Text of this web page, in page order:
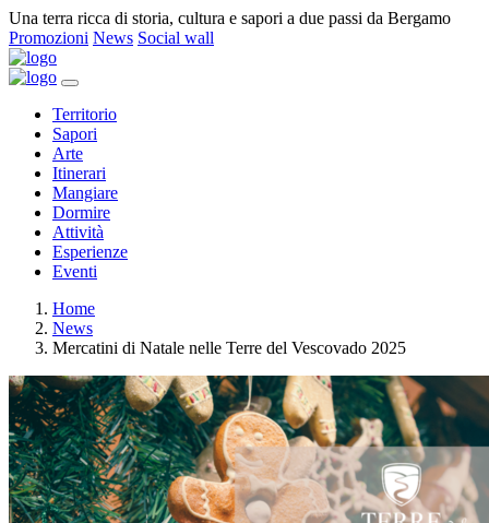
Una terra ricca di storia, cultura e sapori a due passi da Bergamo
Promozioni News Social wall
Territorio
Sapori
Arte
Itinerari
Mangiare
Dormire
Attività
Esperienze
Eventi
Home
News
Mercatini di Natale nelle Terre del Vescovado 2025